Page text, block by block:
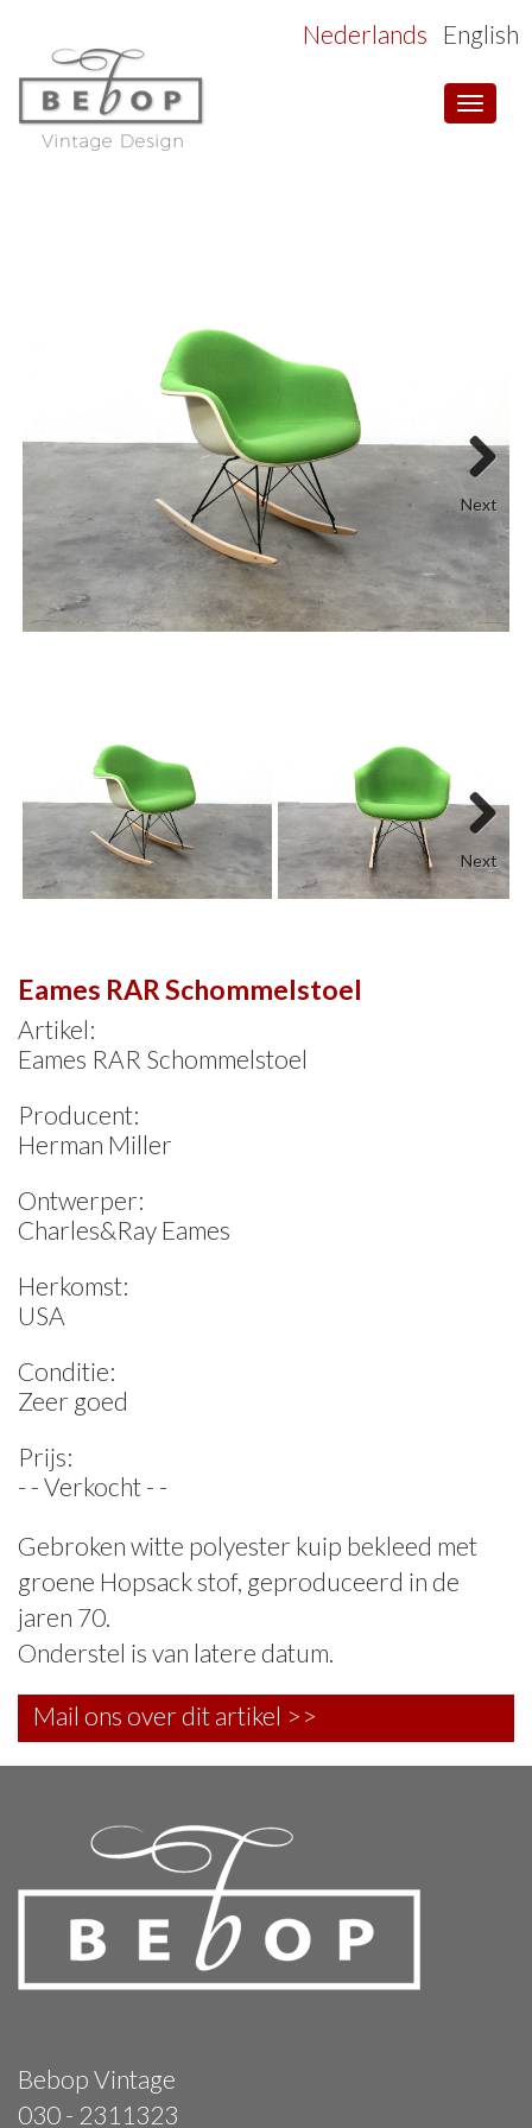
Toggle
Nederlands English
Next
Next
Eames RAR Schommelstoel
Artikel:
Eames RAR Schommelstoel
Producent:
Herman Miller
Ontwerper:
Charles&Ray Eames
Herkomst:
USA
Conditie:
Zeer goed
Prijs:
- - Verkocht - -
Gebroken witte polyester kuip bekleed met
groene Hopsack stof, geproduceerd in de
jaren 70.
Onderstel is van latere datum.
Mail ons over dit artikel >>
Bebop Vintage
030 - 2311323